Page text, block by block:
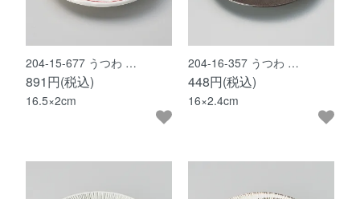
204-15-677 うつわ …
891円(税込)
16.5×2cm
204-16-357 うつわ …
448円(税込)
16×2.4cm